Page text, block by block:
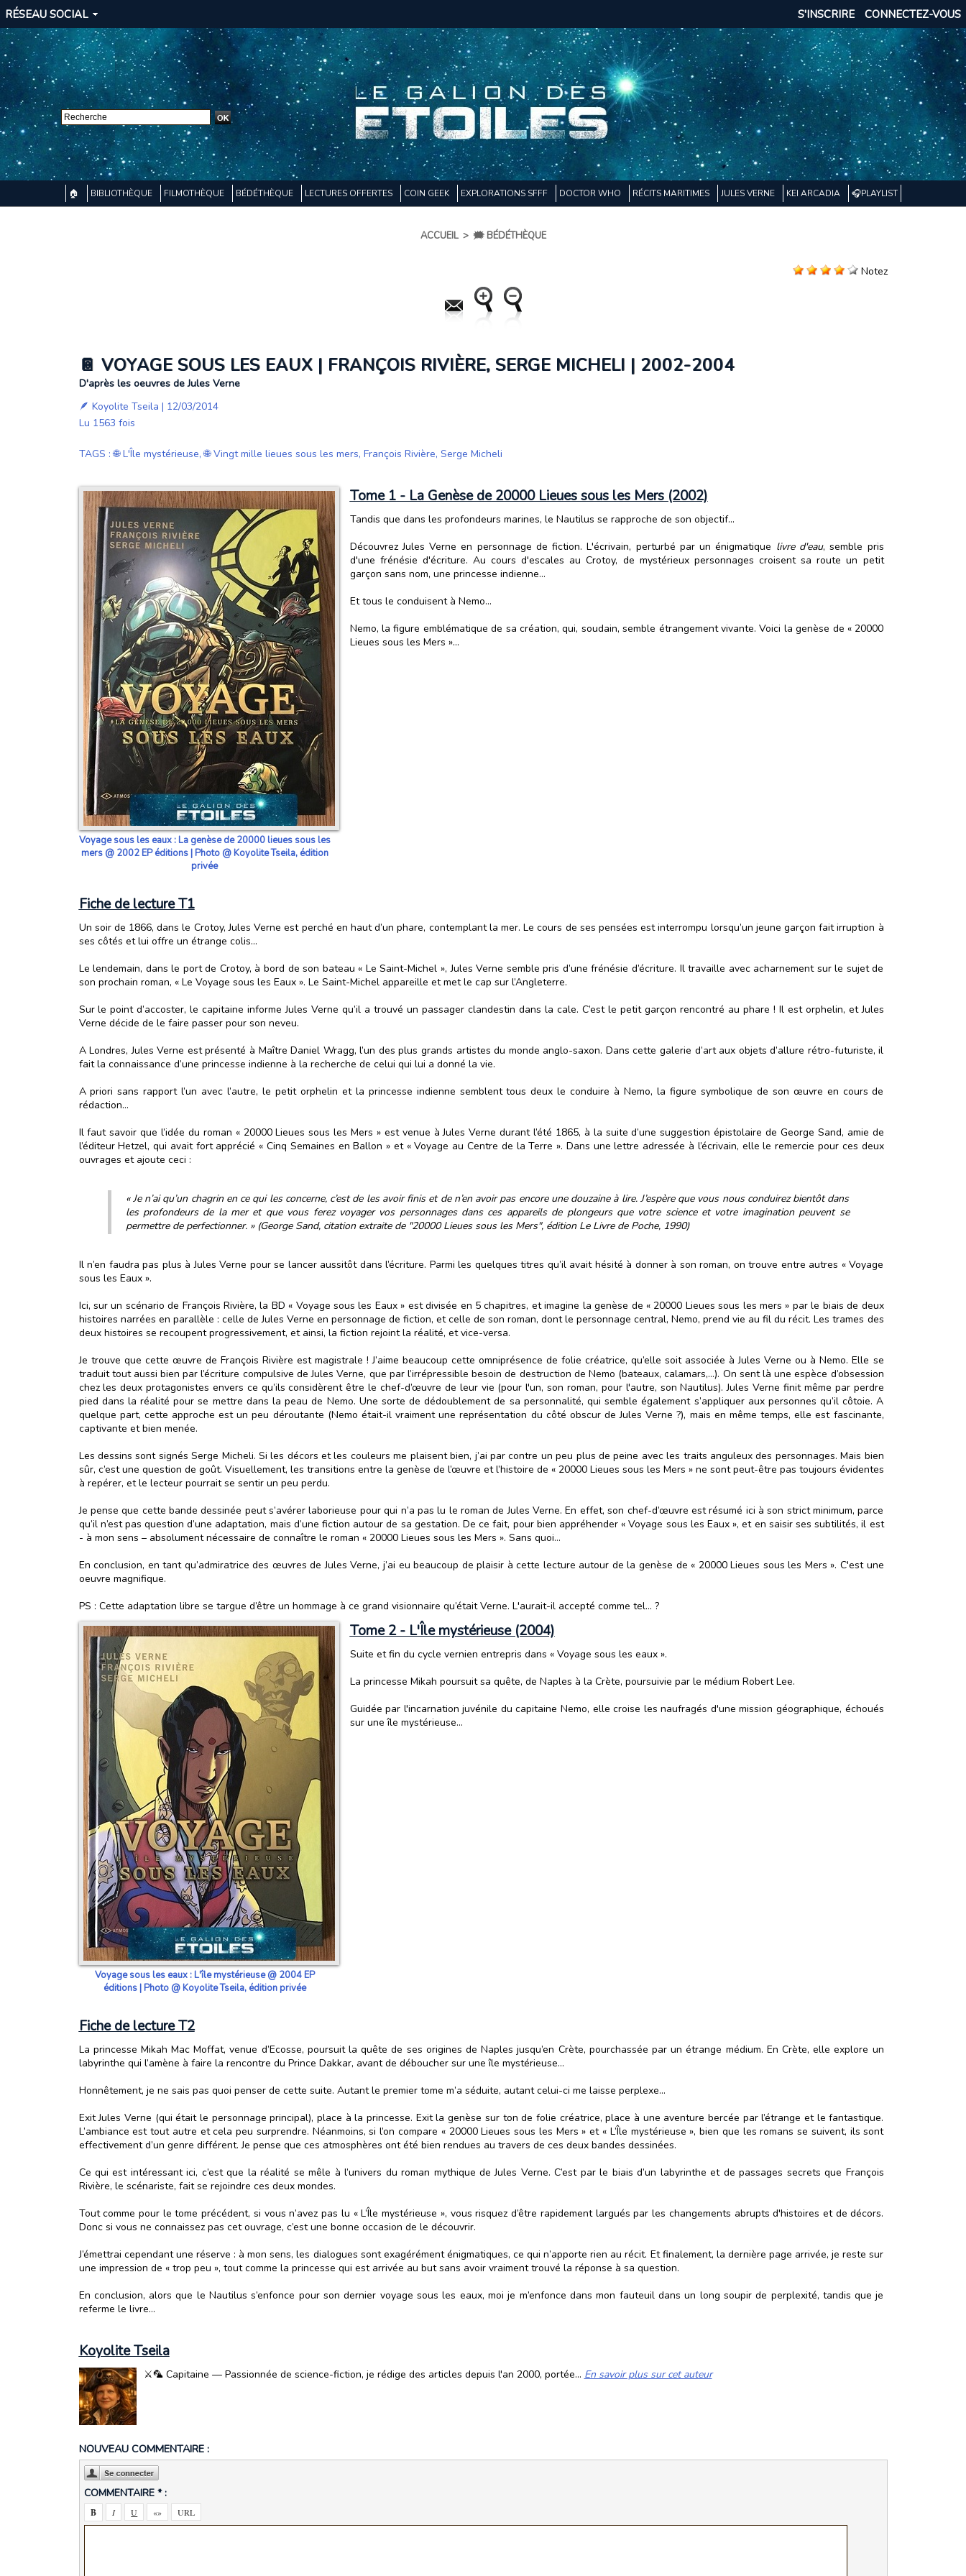
RÉSEAU SOCIAL CONNECTEZ-VOUS
S'INSCRIRE
🏠 BIBLIOTHÈQUE FILMOTHÈQUE BÉDÉTHÈQUE LECTURES OFFERTES COIN GEEK EXPLORATIONS SFFF DOCTOR WHO RÉCITS MARITIMES JULES VERNE KEI ARCADIA 🎧PLAYLIST
ACCUEIL > 🗯️ BÉDÉTHÈQUE
Notez
📔 VOYAGE SOUS LES EAUX | FRANÇOIS RIVIÈRE, SERGE MICHELI | 2002-2004
D'après les oeuvres de Jules Verne
🪶 Koyolite Tseila | 12/03/2014
Lu 1563 fois
TAGS :🌐 L'Île mystérieuse,🌐 Vingt mille lieues sous les mers, François Rivière, Serge Micheli
Voyage sous les eaux : La genèse de 20000 lieues sous les
mers @ 2002 EP éditions | Photo @ Koyolite Tseila, édition
privée
Tome 1 - La Genèse de 20000 Lieues sous les Mers (2002)
Tandis que dans les profondeurs marines, le Nautilus se rapproche de son objectif...
Découvrez Jules Verne en personnage de fiction. L'écrivain, perturbé par un énigmatique livre d'eau, semble pris
d'une frénésie d'écriture. Au cours d'escales au Crotoy, de mystérieux personnages croisent sa route un petit
garçon sans nom, une princesse indienne...
Et tous le conduisent à Nemo...
Nemo, la figure emblématique de sa création, qui, soudain, semble étrangement vivante. Voici la genèse de « 20000
Lieues sous les Mers »...
Fiche de lecture T1
Un soir de 1866, dans le Crotoy, Jules Verne est perché en haut d’un phare, contemplant la mer. Le cours de ses pensées est interrompu lorsqu’un jeune garçon fait irruption à
ses côtés et lui offre un étrange colis…
Le lendemain, dans le port de Crotoy, à bord de son bateau « Le Saint-Michel », Jules Verne semble pris d’une frénésie d’écriture. Il travaille avec acharnement sur le sujet de
son prochain roman, « Le Voyage sous les Eaux ». Le Saint-Michel appareille et met le cap sur l’Angleterre.
Sur le point d’accoster, le capitaine informe Jules Verne qu’il a trouvé un passager clandestin dans la cale. C’est le petit garçon rencontré au phare ! Il est orphelin, et Jules
Verne décide de le faire passer pour son neveu.
A Londres, Jules Verne est présenté à Maître Daniel Wragg, l’un des plus grands artistes du monde anglo-saxon. Dans cette galerie d’art aux objets d’allure rétro-futuriste, il
fait la connaissance d’une princesse indienne à la recherche de celui qui lui a donné la vie.
A priori sans rapport l’un avec l’autre, le petit orphelin et la princesse indienne semblent tous deux le conduire à Nemo, la figure symbolique de son œuvre en cours de
rédaction…
Il faut savoir que l’idée du roman « 20000 Lieues sous les Mers » est venue à Jules Verne durant l’été 1865, à la suite d’une suggestion épistolaire de George Sand, amie de
l’éditeur Hetzel, qui avait fort apprécié « Cinq Semaines en Ballon » et « Voyage au Centre de la Terre ». Dans une lettre adressée à l’écrivain, elle le remercie pour ces deux
ouvrages et ajoute ceci :
« Je n’ai qu’un chagrin en ce qui les concerne, c’est de les avoir finis et de n’en avoir pas encore une douzaine à lire. J’espère que vous nous conduirez bientôt dans
les profondeurs de la mer et que vous ferez voyager vos personnages dans ces appareils de plongeurs que votre science et votre imagination peuvent se
permettre de perfectionner. » (George Sand, citation extraite de "20000 Lieues sous les Mers", édition Le Livre de Poche, 1990)
Il n’en faudra pas plus à Jules Verne pour se lancer aussitôt dans l’écriture. Parmi les quelques titres qu’il avait hésité à donner à son roman, on trouve entre autres « Voyage
sous les Eaux ».
Ici, sur un scénario de François Rivière, la BD « Voyage sous les Eaux » est divisée en 5 chapitres, et imagine la genèse de « 20000 Lieues sous les mers » par le biais de deux
histoires narrées en parallèle : celle de Jules Verne en personnage de fiction, et celle de son roman, dont le personnage central, Nemo, prend vie au fil du récit. Les trames des
deux histoires se recoupent progressivement, et ainsi, la fiction rejoint la réalité, et vice-versa.
Je trouve que cette œuvre de François Rivière est magistrale ! J’aime beaucoup cette omniprésence de folie créatrice, qu’elle soit associée à Jules Verne ou à Nemo. Elle se
traduit tout aussi bien par l’écriture compulsive de Jules Verne, que par l’irrépressible besoin de destruction de Nemo (bateaux, calamars,…). On sent là une espèce d’obsession
chez les deux protagonistes envers ce qu’ils considèrent être le chef-d’œuvre de leur vie (pour l'un, son roman, pour l'autre, son Nautilus). Jules Verne finit même par perdre
pied dans la réalité pour se mettre dans la peau de Nemo. Une sorte de dédoublement de sa personnalité, qui semble également s’appliquer aux personnes qu’il côtoie. A
quelque part, cette approche est un peu déroutante (Nemo était-il vraiment une représentation du côté obscur de Jules Verne ?), mais en même temps, elle est fascinante,
captivante et bien menée.
Les dessins sont signés Serge Micheli. Si les décors et les couleurs me plaisent bien, j’ai par contre un peu plus de peine avec les traits anguleux des personnages. Mais bien
sûr, c’est une question de goût. Visuellement, les transitions entre la genèse de l’œuvre et l’histoire de « 20000 Lieues sous les Mers » ne sont peut-être pas toujours évidentes
à repérer, et le lecteur pourrait se sentir un peu perdu.
Je pense que cette bande dessinée peut s’avérer laborieuse pour qui n’a pas lu le roman de Jules Verne. En effet, son chef-d’œuvre est résumé ici à son strict minimum, parce
qu’il n’est pas question d’une adaptation, mais d’une fiction autour de sa gestation. De ce fait, pour bien appréhender « Voyage sous les Eaux », et en saisir ses subtilités, il est
- à mon sens – absolument nécessaire de connaître le roman « 20000 Lieues sous les Mers ». Sans quoi…
En conclusion, en tant qu’admiratrice des œuvres de Jules Verne, j’ai eu beaucoup de plaisir à cette lecture autour de la genèse de « 20000 Lieues sous les Mers ». C'est une
oeuvre magnifique.
PS : Cette adaptation libre se targue d’être un hommage à ce grand visionnaire qu’était Verne. L'aurait-il accepté comme tel… ?
Voyage sous les eaux : L'île mystérieuse @ 2004 EP
éditions | Photo @ Koyolite Tseila, édition privée
Tome 2 - L'Île mystérieuse (2004)
Suite et fin du cycle vernien entrepris dans « Voyage sous les eaux ».
La princesse Mikah poursuit sa quête, de Naples à la Crète, poursuivie par le médium Robert Lee.
Guidée par l'incarnation juvénile du capitaine Nemo, elle croise les naufragés d'une mission géographique, échoués
sur une île mystérieuse...
Fiche de lecture T2
La princesse Mikah Mac Moffat, venue d’Ecosse, poursuit la quête de ses origines de Naples jusqu’en Crète, pourchassée par un étrange médium. En Crète, elle explore un
labyrinthe qui l’amène à faire la rencontre du Prince Dakkar, avant de déboucher sur une île mystérieuse…
Honnêtement, je ne sais pas quoi penser de cette suite. Autant le premier tome m’a séduite, autant celui-ci me laisse perplexe…
Exit Jules Verne (qui était le personnage principal), place à la princesse. Exit la genèse sur ton de folie créatrice, place à une aventure bercée par l’étrange et le fantastique.
L’ambiance est tout autre et cela peu surprendre. Néanmoins, si l’on compare « 20000 Lieues sous les Mers » et « L’Île mystérieuse », bien que les romans se suivent, ils sont
effectivement d’un genre différent. Je pense que ces atmosphères ont été bien rendues au travers de ces deux bandes dessinées.
Ce qui est intéressant ici, c’est que la réalité se mêle à l’univers du roman mythique de Jules Verne. C’est par le biais d’un labyrinthe et de passages secrets que François
Rivière, le scénariste, fait se rejoindre ces deux mondes.
Tout comme pour le tome précédent, si vous n’avez pas lu « L’Île mystérieuse », vous risquez d’être rapidement largués par les changements abrupts d'histoires et de décors.
Donc si vous ne connaissez pas cet ouvrage, c’est une bonne occasion de le découvrir.
J’émettrai cependant une réserve : à mon sens, les dialogues sont exagérément énigmatiques, ce qui n’apporte rien au récit. Et finalement, la dernière page arrivée, je reste sur
une impression de « trop peu », tout comme la princesse qui est arrivée au but sans avoir vraiment trouvé la réponse à sa question.
En conclusion, alors que le Nautilus s’enfonce pour son dernier voyage sous les eaux, moi je m’enfonce dans mon fauteuil dans un long soupir de perplexité, tandis que je
referme le livre…
Koyolite Tseila
⚔️🦜 Capitaine — Passionnée de science-fiction, je rédige des articles depuis l'an 2000, portée... En savoir plus sur cet auteur
NOUVEAU COMMENTAIRE :
COMMENTAIRE * :